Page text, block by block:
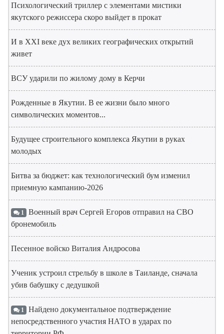
Психологический триллер с элементами мистики
якутского режиссера скоро выйдет в прокат
И в XXI веке дух великих географических открытий
живет
ВСУ ударили по жилому дому в Керчи
Рожденные в Якутии. В ее жизни было много
символических моментов...
Будущее строительного комплекса Якутии в руках
молодых
Битва за бюджет: как технологический бум изменил
приемную кампанию-2026
1 Военный врач Сергей Егоров отправил на СВО
бронемобиль
Песенное войско Виталия Андросова
Ученик устроил стрельбу в школе в Таиланде, сначала
убив бабушку с дедушкой
1 Найдено документальное подтверждение
непосредственного участия НАТО в ударах по